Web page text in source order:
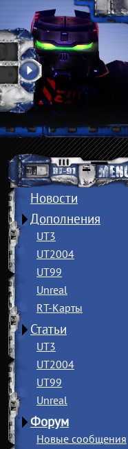
Новости
Дополнения
UT3
UT2004
UT99
Unreal
RT-Карты
Статьи
UT3
UT2004
UT99
Unreal
Форум
Новые сообщения